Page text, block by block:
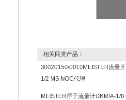
相关同类产品：
30020150/0010MEISTER流量
1/2 MS NOC代理
MEISTER浮子流量计DKM/A-1/